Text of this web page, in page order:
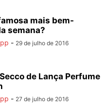
mais bem-
semana?
- 29 de julho de 2016
de Lança Perfume
- 27 de julho de 2016